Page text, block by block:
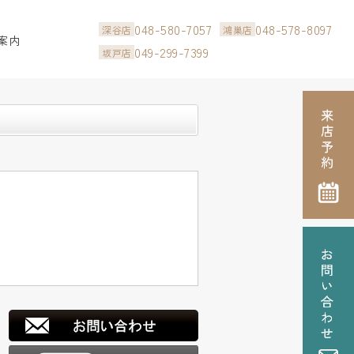
内
深谷店 048-580-7057 鴻巣店 048-578-8097
坂戸店 049-299-7399